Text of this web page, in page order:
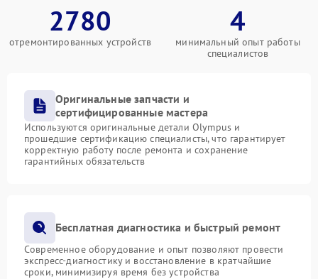
2780
отремонтированных устройств
4
минимальный опыт работы
специалистов
Оригинальные запчасти и
сертифицированные мастера
Используются оригинальные детали Olympus и
прошедшие сертификацию специалисты, что гарантирует
корректную работу после ремонта и сохранение
гарантийных обязательств
Бесплатная диагностика и быстрый ремонт
Современное оборудование и опыт позволяют провести
экспресс-диагностику и восстановление в кратчайшие
сроки, минимизируя время без устройства